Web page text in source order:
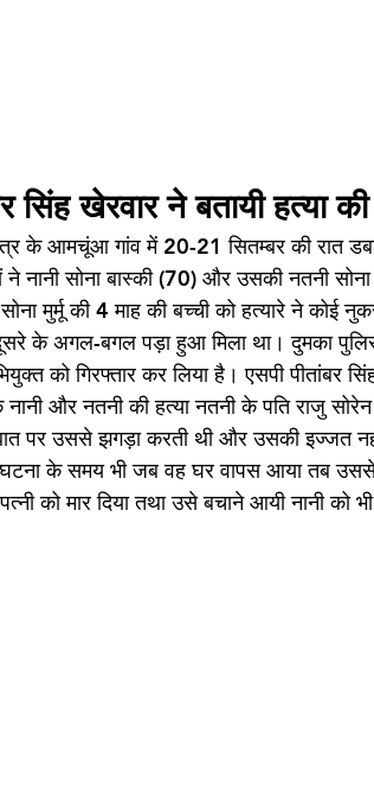
सिंह खेरवार ने बतायी हत्या
के आमचूंआ गांव में 20-21 सितम्बर की रात
नानी सोना बास्की (70) और उसकी नतनी सोना
मुर्मू की 4 माह की बच्ची को हत्यारे ने कोई
के अगल-बगल पड़ा हुआ मिला था। दुमका पुलिस
को गिरफ्तार कर लिया है। एसपी पीतांबर
नानी और नतनी की हत्या नतनी के पति राजु
पर उससे झगड़ा करती थी और उसकी इज्जत
के समय भी जब वह घर वापस आया तब
को मार दिया तथा उसे बचाने आयी नानी को भी